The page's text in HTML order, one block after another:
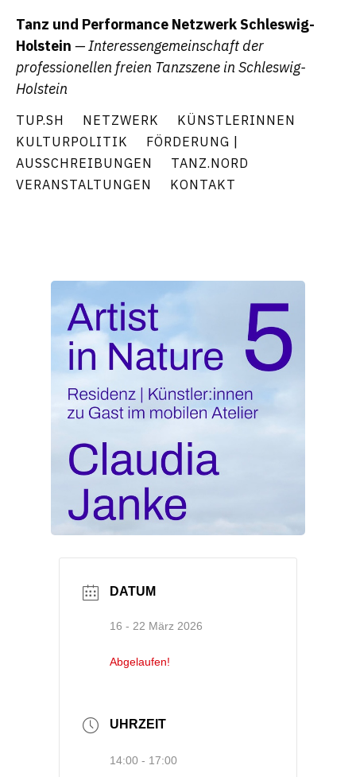
Tanz und Performance Netzwerk Schleswig-
Holstein — Interessengemeinschaft der
professionellen freien Tanzszene in Schleswig-
Holstein
TUP.SH NETZWERK
KÜNSTLERINNEN
KULTURPOLITIK
FÖRDERUNG |
AUSSCHREIBUNGEN
TANZ.NORD
VERANSTALTUNGEN
KONTAKT
DATUM
16 - 22 März 2026
Abgelaufen!
UHRZEIT
14:00 - 17:00